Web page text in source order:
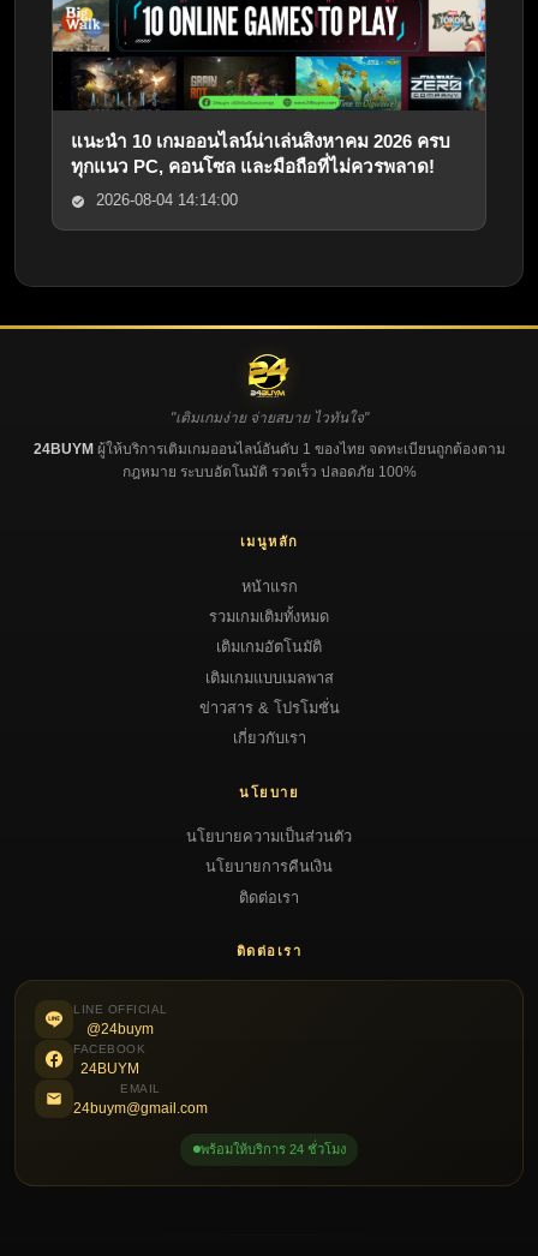
แนะนำ 10 เกมออนไลน์น่าเล่นสิงหาคม 2026 ครบ
ทุกแนว PC, คอนโซล และมือถือที่ไม่ควรพลาด!
2026-08-04 14:14:00
"เติมเกมง่าย จ่ายสบาย ไวทันใจ"
24BUYM ผู้ให้บริการเติมเกมออนไลน์อันดับ 1 ของไทย จดทะเบียนถูกต้องตาม
กฎหมาย ระบบอัตโนมัติ รวดเร็ว ปลอดภัย 100%
เมนูหลัก
หน้าแรก
รวมเกมเติมทั้งหมด
เติมเกมอัตโนมัติ
เติมเกมแบบเมลพาส
ข่าวสาร & โปรโมชั่น
เกี่ยวกับเรา
นโยบาย
นโยบายความเป็นส่วนตัว
นโยบายการคืนเงิน
ติดต่อเรา
ติดต่อเรา
LINE OFFICIAL
@24buym
FACEBOOK
24BUYM
EMAIL
24buym@gmail.com
พร้อมให้บริการ 24 ชั่วโมง